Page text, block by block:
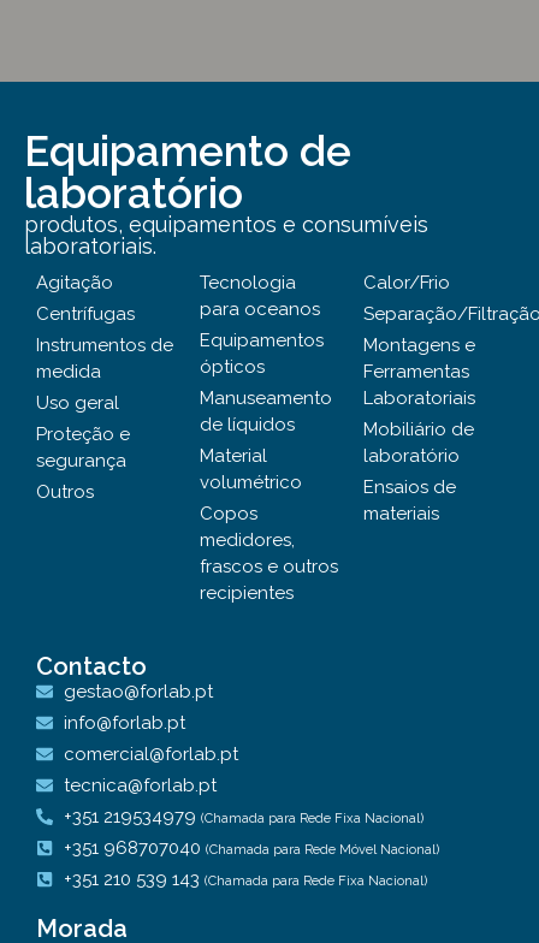
Equipamento de
laboratório
produtos, equipamentos e consumíveis
laboratoriais.
Agitação
Centrífugas
Instrumentos de
medida
Uso geral
Proteção e
segurança
Outros
Tecnologia
para oceanos
Equipamentos
ópticos
Manuseamento
de líquidos
Material
volumétrico
Copos
medidores,
frascos e outros
recipientes
Calor/Frio
Separação/
Montagens e
Ferramentas
Laboratoriais
Mobiliário de
laboratório
Ensaios de
materiais
Contacto
gestao@forlab.pt
info@forlab.pt
comercial@forlab.pt
tecnica@forlab.pt
+351 219534979 (Chamada para Rede Fixa Nacional)
+351 968707040 (Chamada para Rede Móvel Nacional)
+351 210 539 143 (Chamada para Rede Fixa Nacional)
Morada